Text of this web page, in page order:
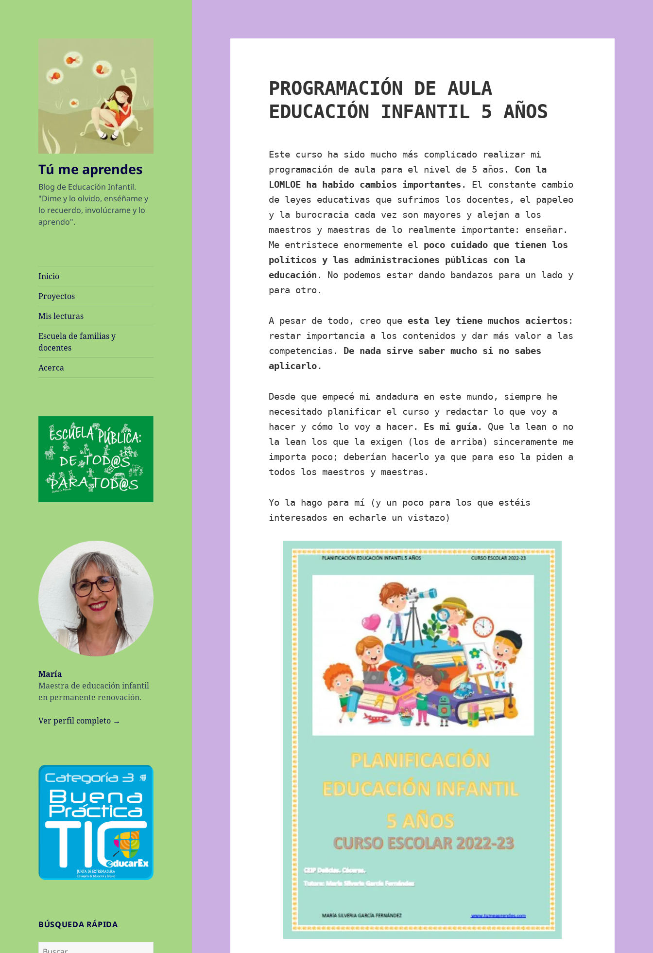
Tú me aprendes
Blog de Educación Infantil.
"Dime y lo olvido, enséñame y
lo recuerdo, involúcrame y lo
aprendo".
Inicio
Proyectos
Mis lecturas
Escuela de familias y
docentes
Acerca
María
Maestra de educación infantil
en permanente renovación.
Ver perfil completo →
BÚSQUEDA RÁPIDA
Buscar:
PROGRAMACIÓN DE AULA
EDUCACIÓN INFANTIL 5 AÑOS
Este curso ha sido mucho más complicado realizar mi
programación de aula para el nivel de 5 años. Con la
LOMLOE ha habido cambios importantes . El constante cambio
de leyes educativas que sufrimos los docentes, el papeleo
y la burocracia cada vez son mayores y alejan a los
maestros y maestras de lo realmente importante: enseñar.
Me entristece enormemente el poco cuidado que tienen los
políticos y las administraciones públicas con la
educación . No podemos estar dando bandazos para un lado y
para otro.
A pesar de todo, creo que esta ley tiene muchos aciertos :
restar importancia a los contenidos y dar más valor a las
competencias. De nada sirve saber mucho si no sabes
aplicarlo.
Desde que empecé mi andadura en este mundo, siempre he
necesitado planificar el curso y redactar lo que voy a
hacer y cómo lo voy a hacer. Es mi guía. Que la lean o no
la lean los que la exigen (los de arriba) sinceramente me
importa poco; deberían hacerlo ya que para eso la piden a
todos los maestros y maestras.
Yo la hago para mí (y un poco para los que estéis
interesados en echarle un vistazo)